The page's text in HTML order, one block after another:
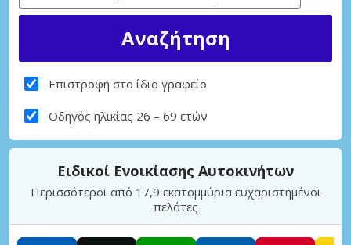
Επιστροφή στο ίδιο γραφείο
Οδηγός ηλικίας 26 – 69 ετών
Ειδικοί Ενοικίασης Αυτοκινήτων
Περισσότεροι από 17,9 εκατομμύρια ευχαριστημένοι
πελάτες